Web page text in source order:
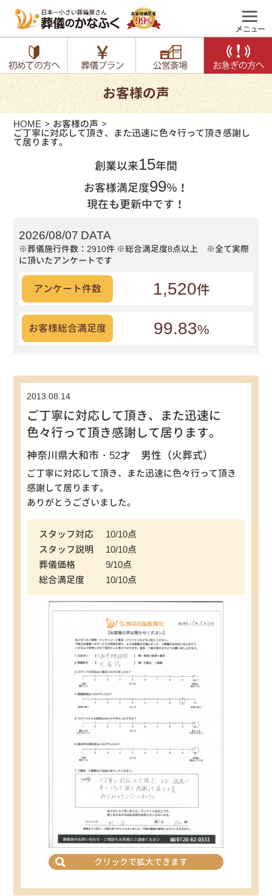
お客様の声
HOME お客様の声
ご丁寧に対応して頂き、また迅速に色々行って頂き感謝し
て居ります。
創業以来15年間
お客様満足度99％！
現在も更新中です！
2026/08/07 DATA
※葬儀施行件数：2910件 ※総合満足度8点以上 ※全て実際
に頂いたアンケートです
アンケート件数 1,520件
お客様総合満足度 99.83%
2013.08.14
ご丁寧に対応して頂き、また迅速に
色々行って頂き感謝して居ります。
神奈川県大和市・52才 男性（火葬式）
ご丁寧に対応して頂き、また迅速に色々行って頂き
感謝して居ります。
ありがとうございました。
スタッフ対応
10/10点
スタッフ説明
10/10点
葬儀価格
9/10点
総合満足度
10/10点
クリックで拡大できます